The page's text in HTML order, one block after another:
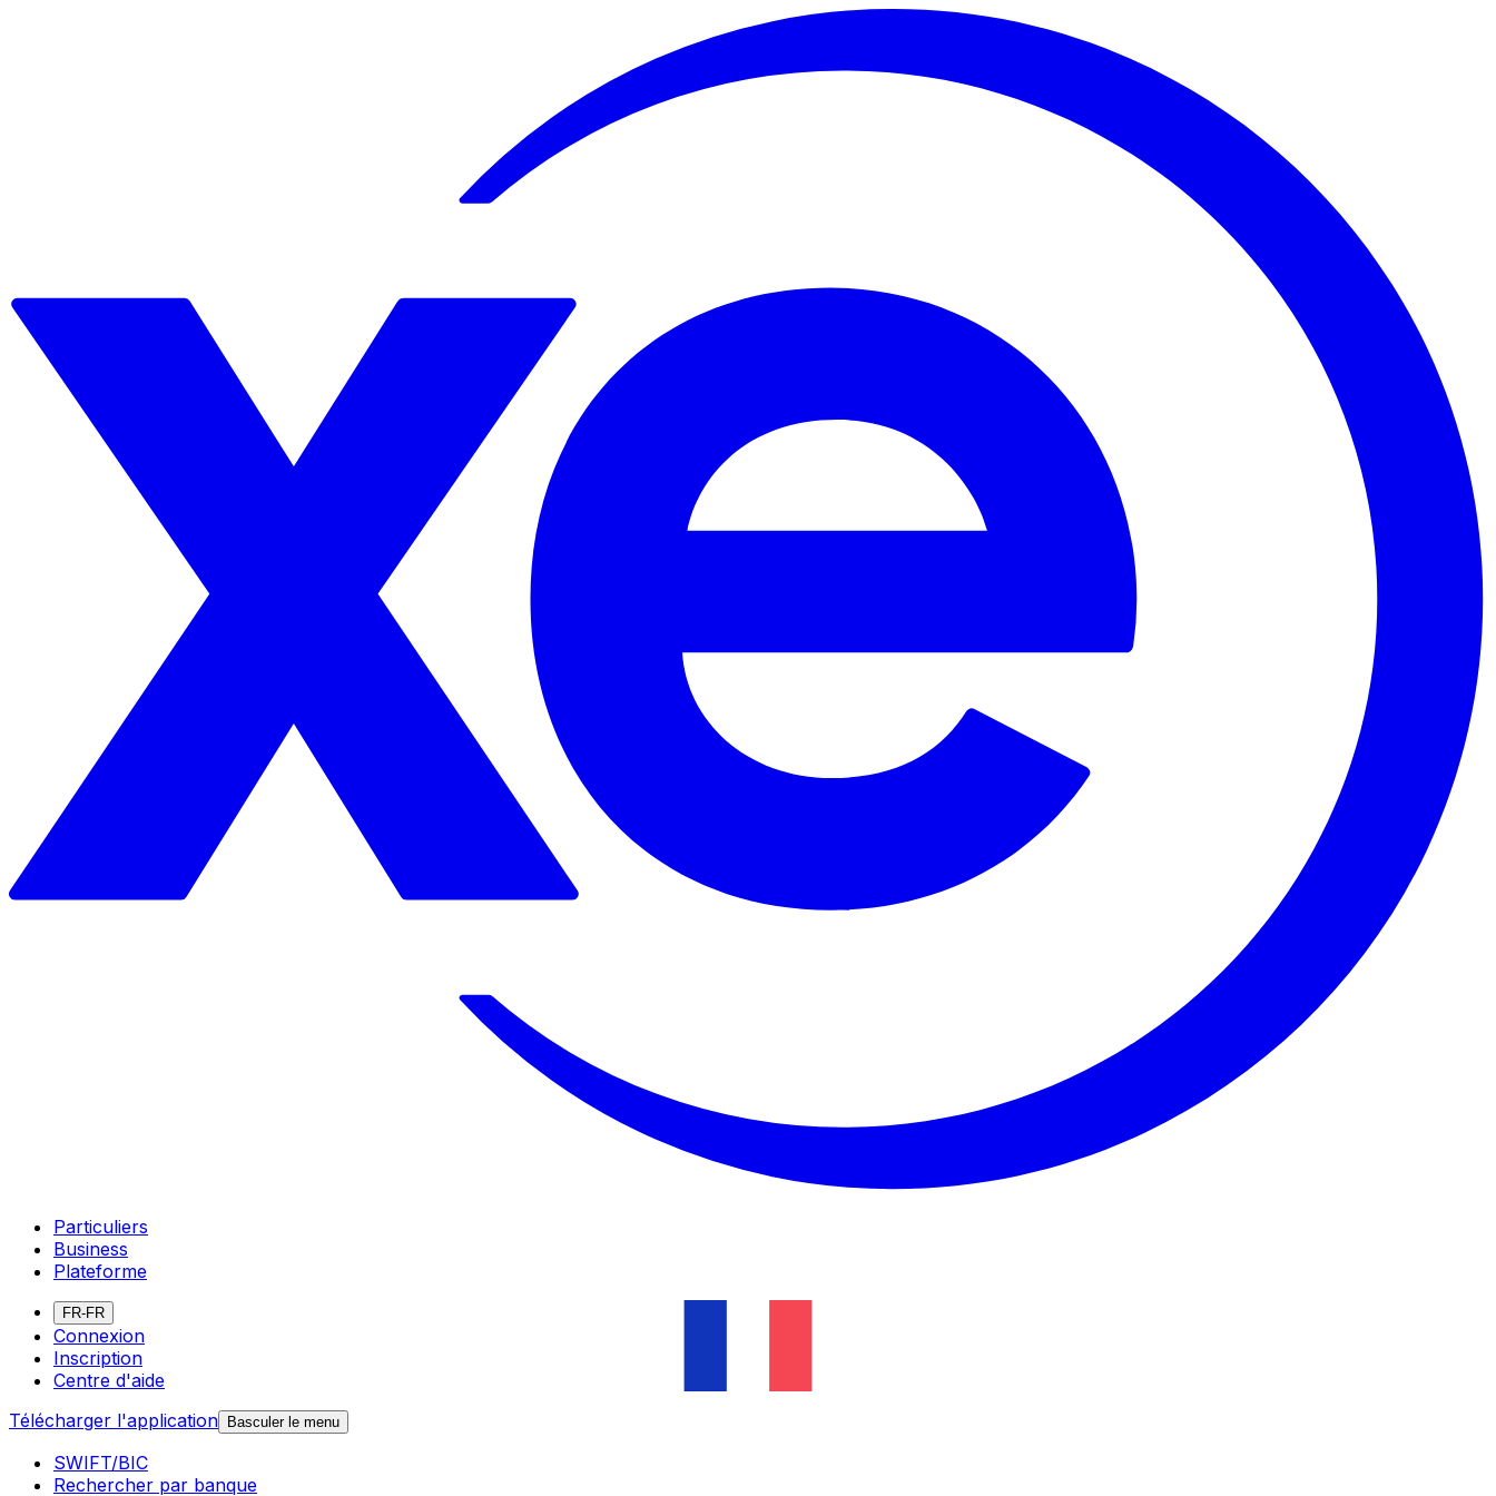
Particuliers
Business
Plateforme
FR-FR
Connexion
Inscription
Centre d'aide
Télécharger l'application Basculer le menu
SWIFT/BIC
Rechercher par banque